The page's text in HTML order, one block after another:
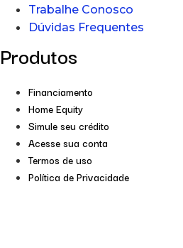
Trabalhe Conosco
Dúvidas Frequentes
Produtos
Financiamento
Home Equity
Simule seu crédito
Acesse sua conta
Termos de uso
Política de Privacidade